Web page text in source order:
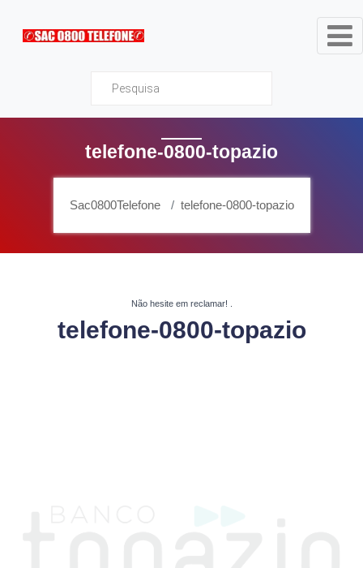
Sac0800Telefone
telefone-0800-topazio
Sac0800Telefone telefone-0800-topazio
Não hesite em reclamar!
telefone-0800-topazio